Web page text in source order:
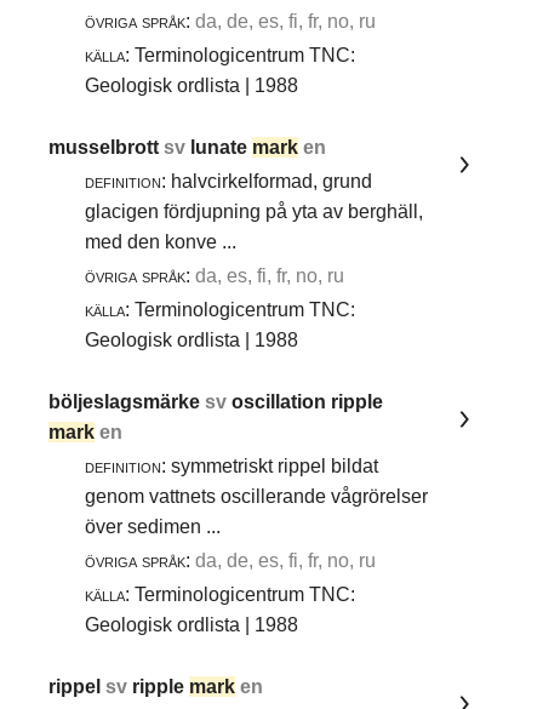
övriga språk: da, de, es, fi, fr, no, ru
källa: Terminologicentrum TNC:
Geologisk ordlista | 1988
musselbrottsv lunate mark en
definition: halvcirkelformad, grund
glacigen fördjupning på yta av berghäll,
med den konve ...
övriga språk: da, es, fi, fr, no, ru
källa: Terminologicentrum TNC:
Geologisk ordlista | 1988
böljeslagsmärkesvoscillation ripple
mark en
definition: symmetriskt rippel bildat
genom vattnets oscillerande vågrörelser
över sedimen ...
övriga språk: da, de, es, fi, fr, no, ru
källa: Terminologicentrum TNC:
Geologisk ordlista | 1988
rippelsv ripple mark en